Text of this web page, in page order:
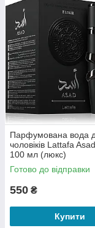
Парфумована вода
чоловіків Lattafa
100 мл (люкс)
Готово до відправки
550 ₴
Купити